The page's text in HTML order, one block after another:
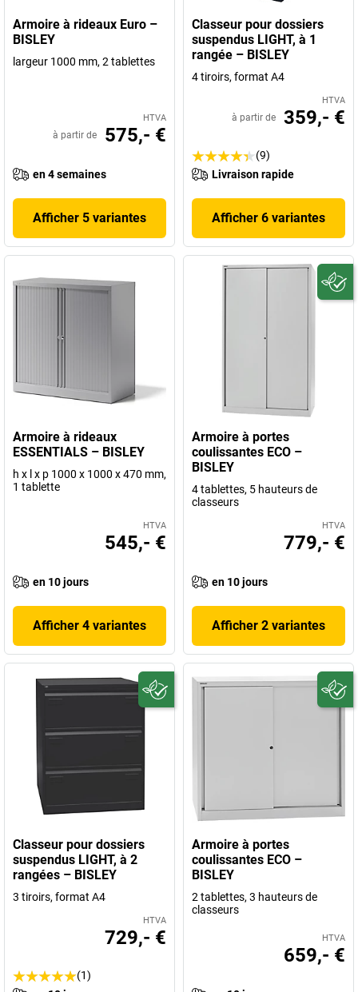
Armoire à rideaux Euro –
BISLEY
largeur 1000 mm, 2 tablettes
HTVA
à partir de 575,- €
en 4 semaines
Afficher 5 variantes
Classeur pour dossiers
suspendus LIGHT, à 1
rangée – BISLEY
4 tiroirs, format A4
HTVA
à partir de 359,- €
(9)
Livraison rapide
Afficher 6 variantes
Armoire à rideaux
ESSENTIALS – BISLEY
h x l x p 1000 x 1000 x 470 mm,
1 tablette
HTVA
545,- €
en 10 jours
Afficher 4 variantes
Armoire à portes
coulissantes ECO –
BISLEY
4 tablettes, 5 hauteurs de
classeurs
HTVA
779,- €
en 10 jours
Afficher 2 variantes
Classeur pour dossiers
suspendus LIGHT, à 2
rangées – BISLEY
3 tiroirs, format A4
HTVA
729,- €
(1)
Armoire à portes
coulissantes ECO –
BISLEY
2 tablettes, 3 hauteurs de
classeurs
HTVA
659,- €